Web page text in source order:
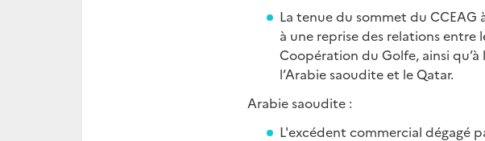
La tenue du sommet du CCEAG
à une reprise des relations entre
Coopération du Golfe, ainsi
l’Arabie saoudite et le Qatar.
Arabie saoudite :
L'excédent commercial dégagé